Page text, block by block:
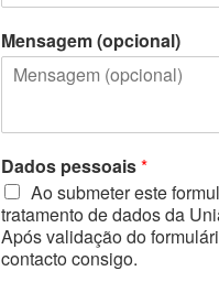
Mensagem (opcional)
Dados pessoais*
Ao submeter este
tratamento de dados da
Após validação do
contacto consigo.